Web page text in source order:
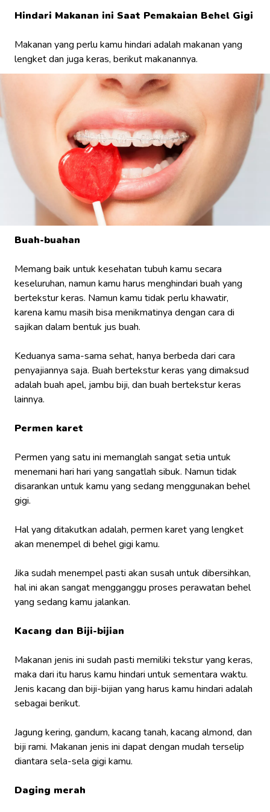
Hindari Makanan ini Saat Pemakaian Behel Gigi
Makanan yang perlu kamu hindari adalah makanan yang
lengket dan juga keras, berikut makanannya.
Buah-buahan
Memang baik untuk kesehatan tubuh kamu secara
keseluruhan, namun kamu harus menghindari buah yang
bertekstur keras. Namun kamu tidak perlu khawatir,
karena kamu masih bisa menikmatinya dengan cara di
sajikan dalam bentuk jus buah.
Keduanya sama-sama sehat, hanya berbeda dari cara
penyajiannya saja. Buah bertekstur keras yang dimaksud
adalah buah apel, jambu biji, dan buah bertekstur keras
lainnya.
Permen karet
Permen yang satu ini memanglah sangat setia untuk
menemani hari hari yang sangatlah sibuk. Namun tidak
disarankan untuk kamu yang sedang menggunakan behel
gigi.
Hal yang ditakutkan adalah, permen karet yang lengket
akan menempel di behel gigi kamu.
Jika sudah menempel pasti akan susah untuk dibersihkan,
hal ini akan sangat mengganggu proses perawatan behel
yang sedang kamu jalankan.
Kacang dan Biji-bijian
Makanan jenis ini sudah pasti memiliki tekstur yang keras,
maka dari itu harus kamu hindari untuk sementara waktu.
Jenis kacang dan biji-bijian yang harus kamu hindari adalah
sebagai berikut.
Jagung kering, gandum, kacang tanah, kacang almond, dan
biji rami. Makanan jenis ini dapat dengan mudah terselip
diantara sela-sela gigi kamu.
Daging merah